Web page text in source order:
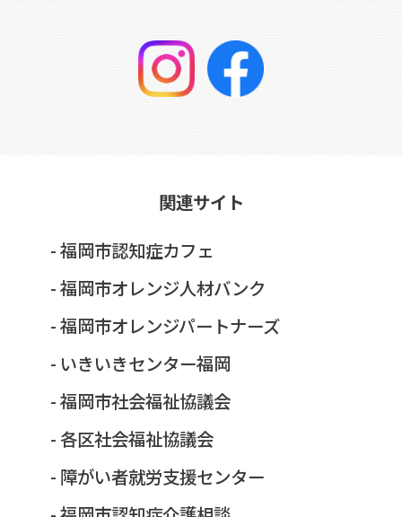
関連サイト
- 福岡市認知症カフェ
- 福岡市オレンジ人材バンク
- 福岡市オレンジパートナーズ
- いきいきセンター福岡
- 福岡市社会福祉協議会
- 各区社会福祉協議会
- 障がい者就労支援センター